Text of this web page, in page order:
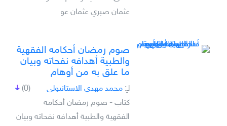
عثمان صبري عثمان عو
صوم رمضان أحكامه الفقهية
والطبية أهدافه نفحاته وبيان
ما علق به من أوهام
(0) لـِ: محمد مهدي الاستانبولي
كتاب - صوم رمضان أحكامه
الفقهية والطبية أهدافه نفحاته وبيان